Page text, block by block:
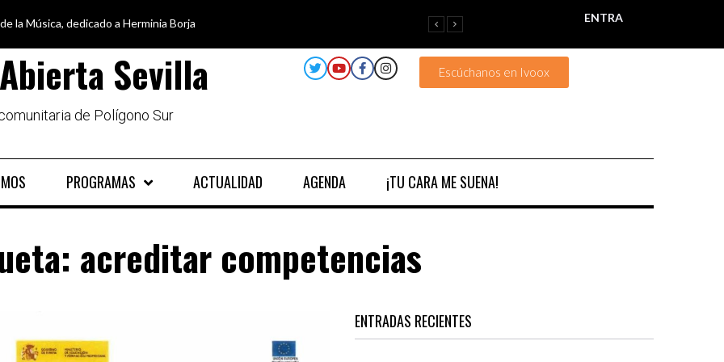
la Música, dedicado a Herminia Borja
en igualdad, para un futuro sin machismo
semana disfruta de oferta cultural en Asociación Solidaridad
al Sur, el cuidado y la limpieza del entorno ENTRA
Sevilla
de Polígono Sur
Escúchanos en Ivoox
PROGRAMAS ACTUALIDAD AGENDA ¡TU CARA ME SUENA!
acreditar competencias
ENTRADAS RECIENTES